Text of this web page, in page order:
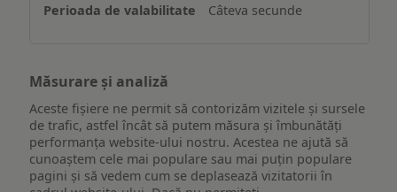
Câteva secunde
Măsurare și analiză
Aceste fișiere ne permit să contorizăm vizitele și sursele
de trafic, astfel încât să putem măsura și îmbunătăți
performanța website-ului nostru. Acestea ne ajută să
cunoaștem cele mai populare sau mai puțin populare
pagini și să vedem cum se deplasează vizitatorii în